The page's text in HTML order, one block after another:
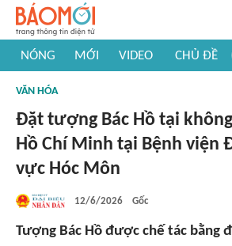
NÓNG MỚI VIDEO CHỦ ĐỀ
#Khám phá thế giới
VĂN HÓA
Đặt tượng Bác Hồ tại
Hồ Chí Minh tại Bệnh viện
vực Hóc Môn
12/6/2026 Gốc
Tượng Bác Hồ được chế tác bằng